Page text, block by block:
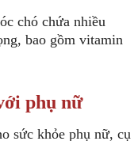
chó chứa nhiều
bao gồm vitamin
phụ nữ
sức khỏe phụ nữ, cụ